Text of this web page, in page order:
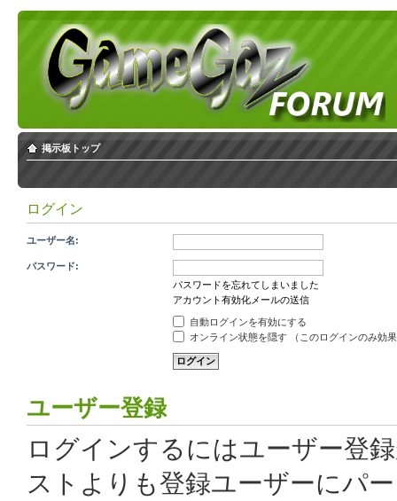
掲示板トップ
ログイン
ユーザー名:
パスワード:
パスワードを忘れてしまいました
アカウント有効化メールの送信
自動ログインを有効にする
オンライン状態を隠す （このログインのみ効
ユーザー登録
ログインするにはユーザー登
ストよりも登録ユーザーにパ